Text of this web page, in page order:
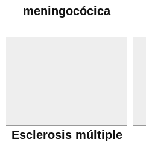
meningocócica
Esclerosis múltiple